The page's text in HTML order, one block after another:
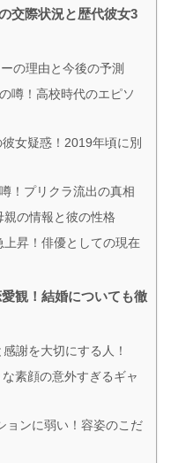
交際状況と歴代彼女3
の理由と今後の予測
噂！高校時代のエピソ
女疑惑！2019年頃に別
！プリクラ流出の真相
の情報と彼の性格
昇！俳優としての現在
観！結婚についても徹
謝を大切にする人！
素顔の意外すぎるギャ
ョンに弱い！容姿のこだ